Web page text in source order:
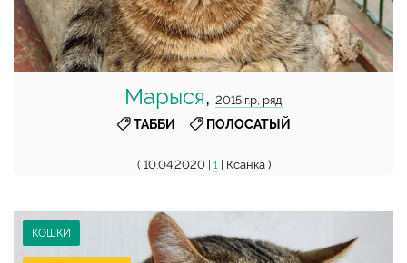
Марыся, 2015 г.р, ряд
ТАББИ
ПОЛОСАТЫЙ
( 10.04.2020 | 1 | Ксанка )
КОШКИ